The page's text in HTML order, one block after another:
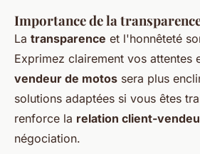
Importance de la
La transparence et l'honnêteté
Exprimez clairement vos attentes
vendeur de motos sera plus
solutions adaptées si vous êtes
renforce la relation client-
négociation.